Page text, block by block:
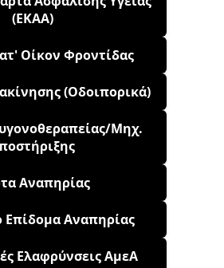
(ΕΚΑΑ)
Οίκον Φροντίδας
(Οδοιπορικά)
Μηχ.
Αναπηρίας
Επίδομα Αναπηρίας
Ελαφρύνσεις ΑμεΑ